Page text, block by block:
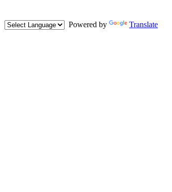
Powered by Translate